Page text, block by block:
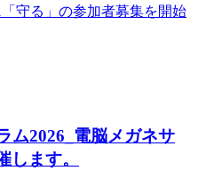
守る」の参加者募集を開始
ム2026_電脳メガネサ
します。